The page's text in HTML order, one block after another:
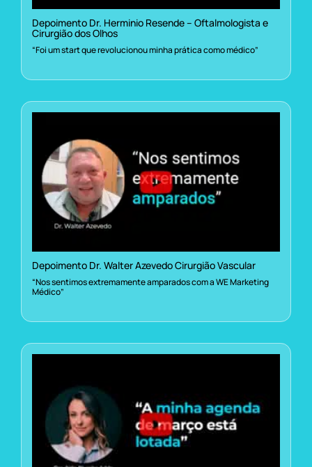
Depoimento Dr. Herminio Resende – Oftalmologista e
Cirurgião dos Olhos
“Foi um start que revolucionou minha prática como médico”
Depoimento Dr. Walter Azevedo Cirurgião Vascular
“Nos sentimos extremamente amparados com a WE Marketing
Médico”